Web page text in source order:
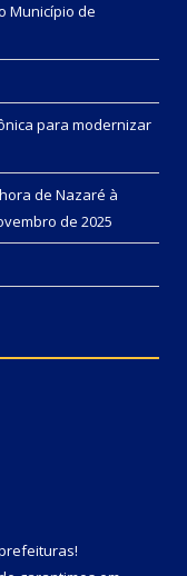
Município de
para modernizar
de Nazaré à
de 2025
!